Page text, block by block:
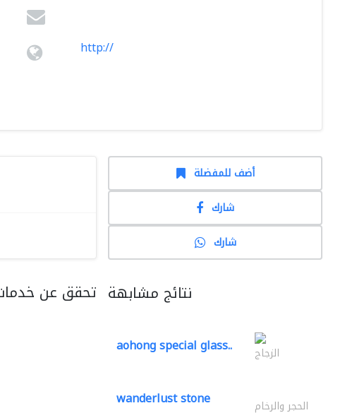
http://
تحقق عن
أضف للمفضلة
شارك
شارك
نتائج مشابهة
aohong special glass.. الزجاج
wanderlust stone الحجر والرخام